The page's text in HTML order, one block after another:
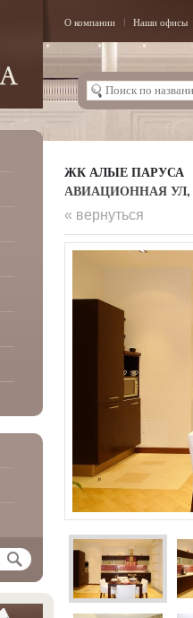
О компании Наши офисы
ЖК АЛЫЕ ПАРУСА
АВИАЦИОННАЯ УЛ,
« вернуться